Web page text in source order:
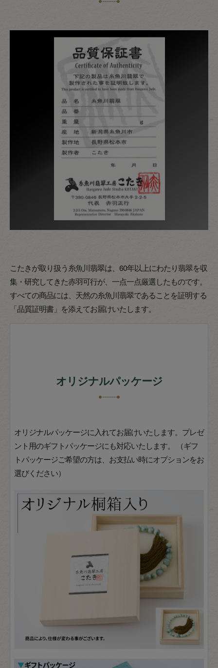
こたきが取り扱う糸魚川翡翠は、60年以上にわたり翡翠を収
集・研究してきた赤羽可行が、一点一点厳選したものです。
すべての商品には、天然の糸魚川翡翠であることを証明する
「品質証明書」を添えてお届けいたします。
オリジナルパッケージ
オリジナルパッケージに入れてお届けいたします。プレゼ
ント用のギフトパッケージにも対応いたします。 （ギフ
トパッケージご希望の方は、お支払い時にオプションをお
選びください）